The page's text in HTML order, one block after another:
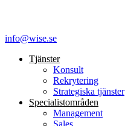
info@wise.se
Tjänster
Konsult
Rekrytering
Strategiska tjänster
Specialist­områden
Management